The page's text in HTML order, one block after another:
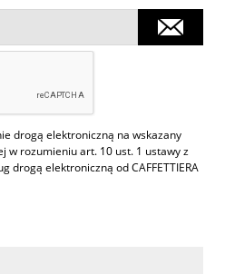
drogą elektroniczną na wskazany
w rozumieniu art. 10 ust. 1 ustawy z
drogą elektroniczną od CAFFETTIERA